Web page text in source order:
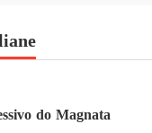
do Magnata